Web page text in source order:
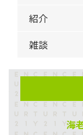
紹介
雑談
海